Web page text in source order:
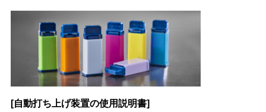
[自動打ち上げ装置の使用説明書]